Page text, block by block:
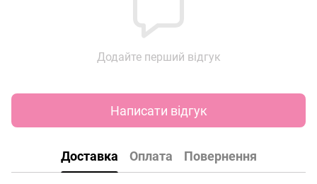
Додайте перший відгук
Написати відгук
Доставка Оплата Повернення